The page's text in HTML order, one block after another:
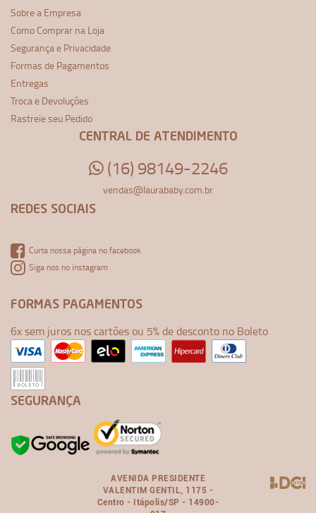
Sobre a Empresa
Como Comprar na Loja
Segurança e Privacidade
Formas de Pagamentos
Entregas
Troca e Devoluções
Rastreie seu Pedido
CENTRAL DE ATENDIMENTO
(16) 98149-2246
vendas@laurababy.com.br
REDES SOCIAIS
Curta nossa página no facebook
Siga nos no instagram
FORMAS PAGAMENTOS
6x sem juros nos cartões ou 5% de desconto no Boleto
SEGURANÇA
AVENIDA PRESIDENTE
VALENTIM GENTIL, 1175 -
Centro - Itápolis/SP - 14900-